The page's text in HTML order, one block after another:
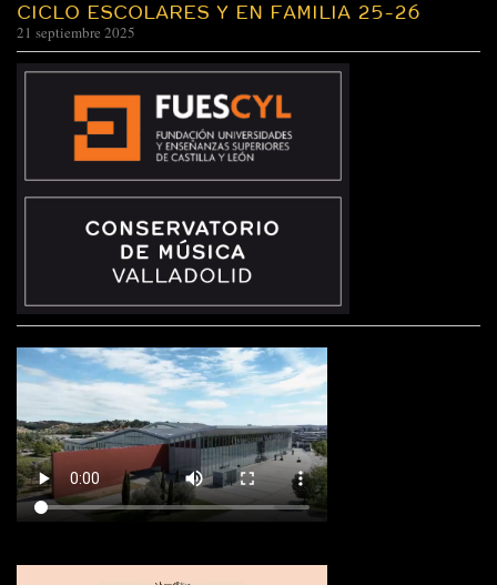
CICLO ESCOLARES Y EN FAMILIA 25-26
21 septiembre 2025